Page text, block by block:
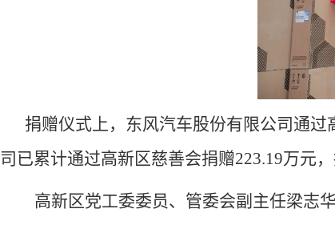
捐赠仪式上，东风汽车股份有限公司通过
司已累计通过高新区慈善会捐赠223.19万元
高新区党工委委员、管委会副主任梁志